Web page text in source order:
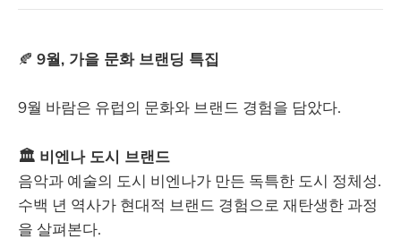
🍂 9월, 가을 문화 브랜딩 특집
9월 바람은 유럽의 문화와 브랜드 경험을 담았다.
🏛️ 비엔나 도시 브랜드
음악과 예술의 도시 비엔나가 만든 독특한 도시 정체성.
수백 년 역사가 현대적 브랜드 경험으로 재탄생한 과정
을 살펴본다.